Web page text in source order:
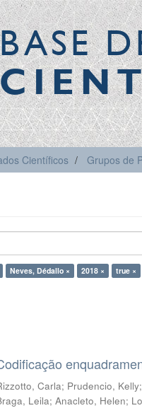
BASE
Científicos Grupos de
Neves, Dédallo × 2018 × true ×
Carla; Prudencio, Kelly
Leila;Anacleto, Helen;